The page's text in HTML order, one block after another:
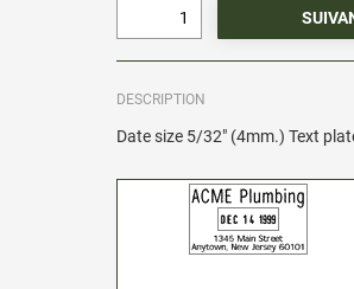
DESCRIPTION
Date size 5/32" (4mm.) Text